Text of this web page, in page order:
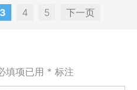
3 4 5 下一页
填项已用 * 标注